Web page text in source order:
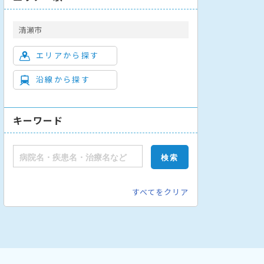
清瀬市
エリアから探す
沿線から探す
キーワード
すべてをクリア